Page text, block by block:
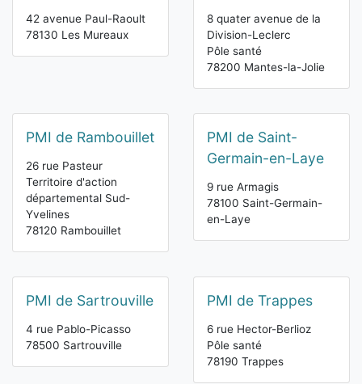
42 avenue Paul-Raoult
78130 Les Mureaux
8 quater avenue de la
Division-Leclerc
Pôle santé
78200 Mantes-la-Jolie
PMI de Rambouillet
26 rue Pasteur
Territoire d'action
départemental Sud-
Yvelines
78120 Rambouillet
PMI de Saint-
Germain-en-Laye
9 rue Armagis
78100 Saint-Germain-
en-Laye
PMI de Sartrouville
4 rue Pablo-Picasso
78500 Sartrouville
PMI de Trappes
6 rue Hector-Berlioz
Pôle santé
78190 Trappes